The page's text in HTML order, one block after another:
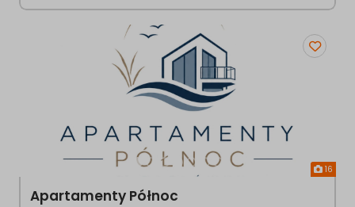
16
Apartamenty Północ